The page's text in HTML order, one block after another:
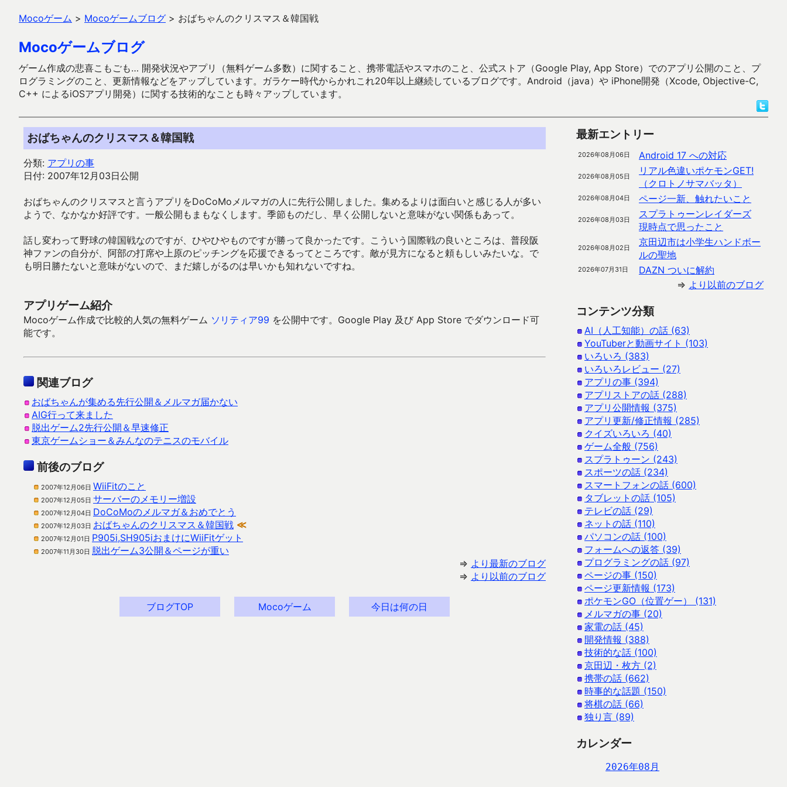
Mocoゲーム > Mocoゲームブログ > おばちゃんのクリスマス＆韓国戦
Mocoゲームブログ
ゲーム作成の悲喜こもごも… 開発状況やアプリ（無料ゲーム多数）に関すること、携帯電話やスマホのこと、公式ストア（Google Play, App Store）でのアプリ公開のこと、プ
ログラミングのこと、更新情報などをアップしています。ガラケー時代からかれこれ20年以上継続しているブログです。Android（java）や iPhone開発（Xcode, Objective-C,
C++ によるiOSアプリ開発）に関する技術的なことも時々アップしています。
おばちゃんのクリスマス＆韓国戦
分類: アプリの事
日付: 2007年12月03日公開
おばちゃんのクリスマスと言うアプリをDoCoMoメルマガの人に先行公開しました。集めるよりは面白いと感じる人が多い
ようで、なかなか好評です。一般公開もまもなくします。季節ものだし、早く公開しないと意味がない関係もあって。
話し変わって野球の韓国戦なのですが、ひやひやものですが勝って良かったです。こういう国際戦の良いところは、普段阪
神ファンの自分が、阿部の打席や上原のピッチングを応援できるってところです。敵が見方になると頼もしいみたいな。で
も明日勝たないと意味がないので、まだ嬉しがるのは早いかも知れないですね。
アプリゲーム紹介
Mocoゲーム作成で比較的人気の無料ゲーム ソリティア99 を公開中です。Google Play 及び App Store でダウンロード可
能です。
関連ブログ
おばちゃんが集める先行公開＆メルマガ届かない
AIG行って来ました
脱出ゲーム2先行公開＆早速修正
東京ゲームショー＆みんなのテニスのモバイル
前後のブログ
2007年12月06日 WiiFitのこと
2007年12月05日 サーバーのメモリー増設
2007年12月04日 DoCoMoのメルマガ＆おめでとう
2007年12月03日 おばちゃんのクリスマス＆韓国戦 ≪
2007年12月01日 P905i,SH905iおまけにWiiFitゲット
2007年11月30日 脱出ゲーム3公開＆ページが重い
⇒ より最新のブログ
⇒ より以前のブログ
ブログTOP Mocoゲーム 今日は何の日
最新エントリー
2026年08月06日 Android 17 への対応
2026年08月05日
リアル色違いポケモンGET!
（クロトノサマバッタ）
2026年08月04日 ページ一新、触れたいこと
2026年08月03日
スプラトゥーンレイダーズ
現時点で思ったこと
2026年08月02日
京田辺市は小学生ハンドボー
ルの聖地
2026年07月31日
DAZN ついに解約
⇒ より以前のブログ
コンテンツ分類
AI（人工知能）の話 (63)
YouTuberと動画サイト (103)
いろいろ (383)
いろいろレビュー (27)
アプリの事 (394)
アプリストアの話 (288)
アプリ公開情報 (375)
アプリ更新/修正情報 (285)
クイズいろいろ (40)
ゲーム全般 (756)
スプラトゥーン (243)
スポーツの話 (234)
スマートフォンの話 (600)
タブレットの話 (105)
テレビの話 (29)
ネットの話 (110)
パソコンの話 (100)
フォームへの返答 (39)
プログラミングの話 (97)
ページの事 (150)
ページ更新情報 (173)
ポケモンGO（位置ゲー） (131)
メルマガの事 (20)
家電の話 (45)
開発情報 (388)
技術的な話 (100)
京田辺・枚方 (2)
携帯の話 (662)
時事的な話題 (150)
将棋の話 (66)
独り言 (89)
カレンダー
2026年08月